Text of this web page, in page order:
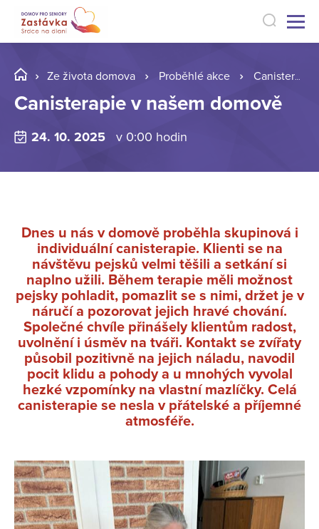
Ze života domova Proběhlé akce Canisterapie v našem domově
Canisterapie v našem domově
24. 10. 2025 v 0:00 hodin
Dnes u nás v domově proběhla skupinová i
individuální canisterapie. Klienti se na
návštěvu pejsků velmi těšili a setkání si
naplno užili. Během terapie měli možnost
pejsky pohladit, pomazlit se s nimi, držet je v
náručí a pozorovat jejich hravé chování.
Společné chvíle přinášely klientům radost,
uvolnění i úsměv na tváři. Kontakt se zvířaty
působil pozitivně na jejich náladu, navodil
pocit klidu a pohody a u mnohých vyvolal
hezké vzpomínky na vlastní mazlíčky. Celá
canisterapie se nesla v přátelské a příjemné
atmosféře.